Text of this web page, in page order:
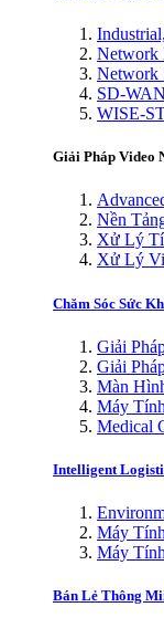
Network
Network
SD-
WISE-
Giải Pháp Video
Nền
Xử Lý
Xử Lý
Chăm Sóc Sức
Giải
Giải
Màn
Máy
Medical
Intelligent
Máy
Máy
Bán Lẻ Thông